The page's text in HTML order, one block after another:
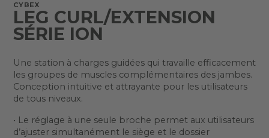
CYBEX
LEG CURL/EXTENSION
SÉRIE ION
Une station à charges guidées qui travaille efficacement
les groupes de muscles complémentaires des jambes.
Conception intuitive et attrayante pour les utilisateurs
de tous niveaux.
• Le réglage à une seule broche permet aux utilisateurs
d’ajuster simultanément le siège et le dossier